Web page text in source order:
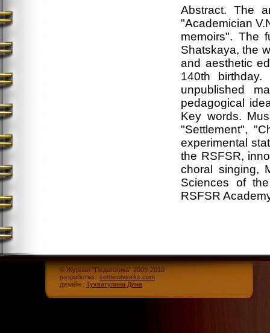
Abstract. The
"Academician
memoirs". The
Shatskaya, the
and aesthetic
140th
unpublished
pedagogical
Key words.
"Settlement",
experimental
the RSFSR,
choral singing,
Sciences of
RSFSR
© Журнал “Педагогика” 2009-2010
разработка : sentientworks.com
дизайн : Тухватулина Дина